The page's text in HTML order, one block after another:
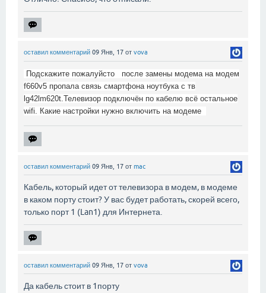
оставил комментарий 09 Янв, 17 от vova
Подскажите пожалуйсто после замены модема на модем
f660v5 пропала связь смартфона ноутбука с тв
lg42lm620t.Телевизор подключён по кабелю всё остальное
wifi. Какие настройки нужно включить на модеме
оставил комментарий 09 Янв, 17 от mac
Кабель, который идет от телевизора в модем, в модеме
в каком порту стоит? У вас будет работать, скорей всего,
только порт 1 (Lan1) для Интернета.
оставил комментарий 09 Янв, 17 от vova
Да кабель стоит в 1порту